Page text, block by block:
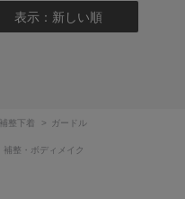
表示：新しい順
補整下着 >
ガードル
補整・ボディメイク